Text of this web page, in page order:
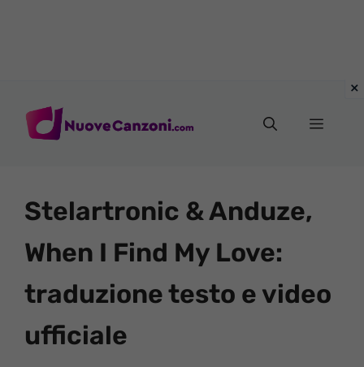
Menu
Stelartronic & Anduze,
When I Find My Love:
traduzione testo e video
ufficiale